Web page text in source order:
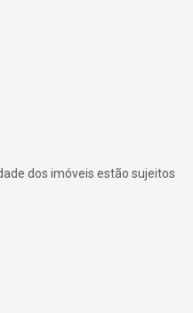
dos imóveis estão sujeitos